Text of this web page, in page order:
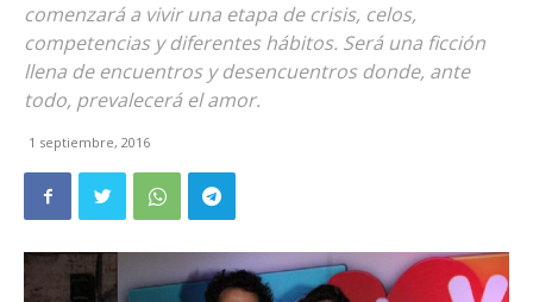
comenzará a vivir una etapa de crisis, celos,
competencias y diferentes hábitos. Será una ficción
llena de encuentros y desencuentros donde, ante
todo, prevalecerá el amor.
1 septiembre, 2016